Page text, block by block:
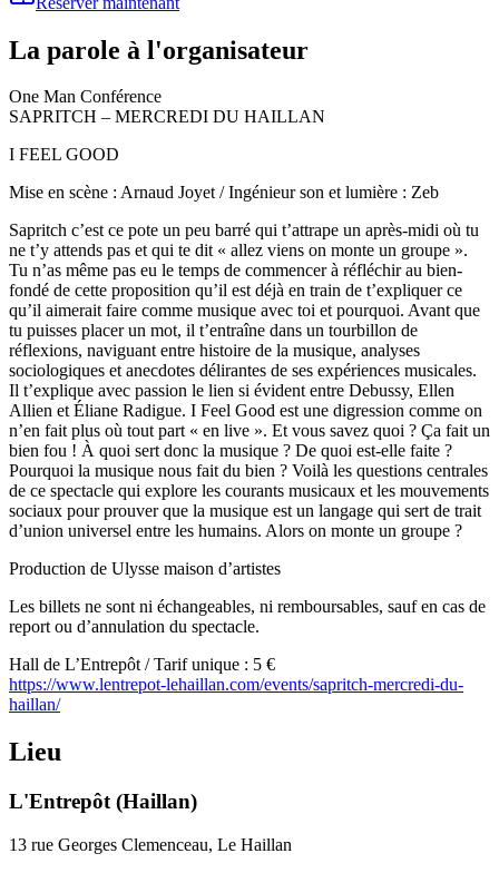
La parole à l'organisateur
One Man Conférence
SAPRITCH – MERCREDI DU HAILLAN
I FEEL GOOD
Mise en scène : Arnaud Joyet / Ingénieur son et lumière : Zeb
Sapritch c’est ce pote un peu barré qui t’attrape un après-midi où tu
ne t’y attends pas et qui te dit « allez viens on monte un groupe ».
Tu n’as même pas eu le temps de commencer à réfléchir au bien-
fondé de cette proposition qu’il est déjà en train de t’expliquer ce
qu’il aimerait faire comme musique avec toi et pourquoi. Avant que
tu puisses placer un mot, il t’entraîne dans un tourbillon de
réflexions, naviguant entre histoire de la musique, analyses
sociologiques et anecdotes délirantes de ses expériences musicales.
Il t’explique avec passion le lien si évident entre Debussy, Ellen
Allien et Éliane Radigue. I Feel Good est une digression comme on
n’en fait plus où tout part « en live ». Et vous savez quoi ? Ça fait un
bien fou ! À quoi sert donc la musique ? De quoi est-elle faite ?
Pourquoi la musique nous fait du bien ? Voilà les questions centrales
de ce spectacle qui explore les courants musicaux et les mouvements
sociaux pour prouver que la musique est un langage qui sert de trait
d’union universel entre les humains. Alors on monte un groupe ?
Production de Ulysse maison d’artistes
Les billets ne sont ni échangeables, ni remboursables, sauf en cas de
report ou d’annulation du spectacle.
Hall de L’Entrepôt / Tarif unique : 5 €
https://www.lentrepot-lehaillan.com/events/sapritch-mercredi-du-
haillan/
Lieu
L'Entrepôt (Haillan)
13 rue Georges Clemenceau, Le Haillan